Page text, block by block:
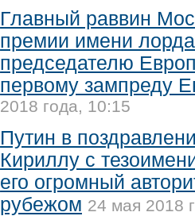
Главный раввин
премии имени
председателю
первому зампреду
2018 года, 10:15
Путин в
Кириллу с
его огромный
рубежом 24 мая 2018